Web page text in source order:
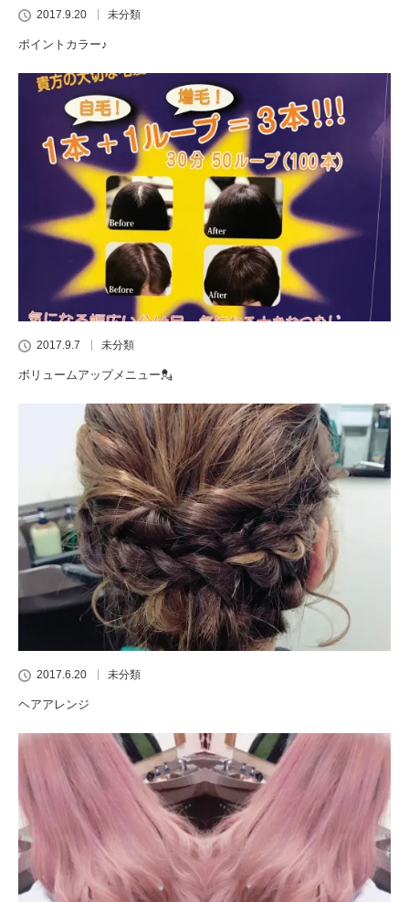
2017.9.20 未分類
ポイントカラー♪
2017.9.7 未分類
ボリュームアップメニュー💂
2017.6.20 未分類
ヘアアレンジ